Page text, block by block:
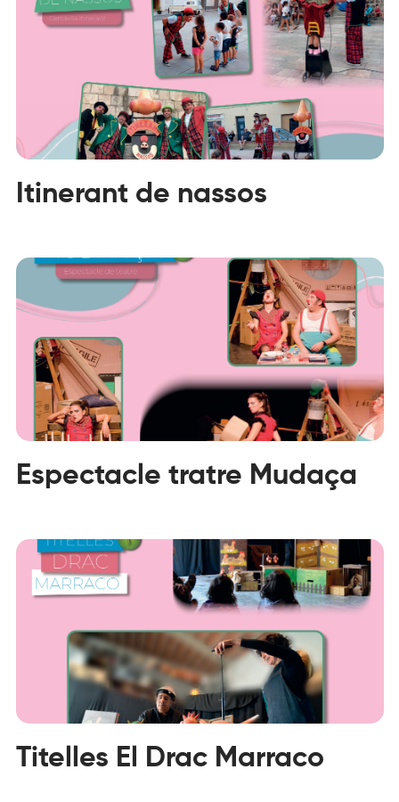
Itinerant de nassos
Espectacle tratre Mudaça
Titelles El Drac Marraco